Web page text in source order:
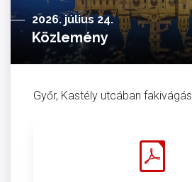
2026. július 24.
Közlemény
Győr, Kastély utcában fakivágás